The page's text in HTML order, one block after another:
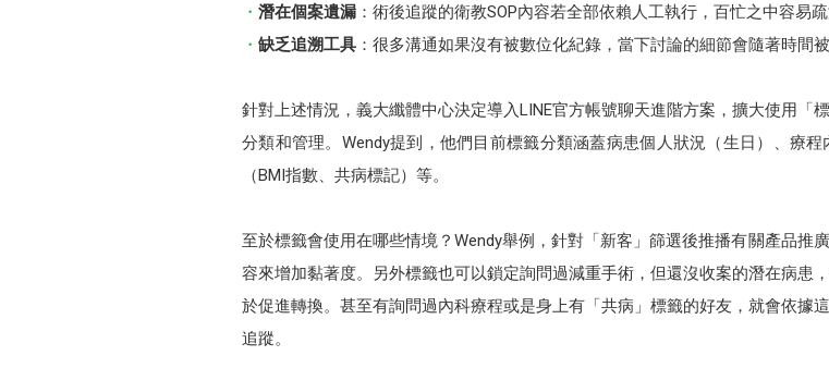
潛在個案遺漏 ：術後追蹤的衛教SOP內容若全部依賴人工執行，百忙之中容易
缺乏追溯工具 ：很多溝通如果沒有被數位化紀錄，當下討論的細節會隨著時間
針對上述情況，義大纖體中心決定導入LINE官方帳號聊天進階方案，擴大使用「
分類和管理。Wendy提到，他們目前標籤分類涵蓋病患個人狀況（生日）、療
（BMI指數、共病標記）等。
至於標籤會使用在哪些情境？Wendy舉例，針對「新客」篩選後推播有關產品推
容來增加黏著度。另外標籤也可以鎖定詢問過減重手術，但還沒收案的潛在病患
於促進轉換。甚至有詢問過內科療程或是身上有「共病」標籤的好友，就會依據
追蹤。